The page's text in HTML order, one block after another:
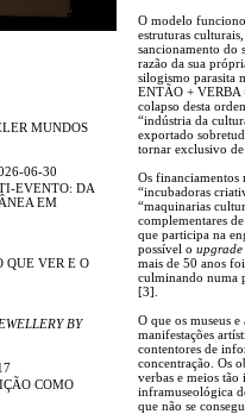
MUNDOS
06-30
EVENTO: DA
EM
QUE VER E O
BY
COMO
O modelo
estruturas
sancionamento do
razão da sua
silogismo parasita
ENTÃO + VERBA
colapso desta
“indústria da
exportado
tornar exclusivo
Os financiamentos
“incubadoras
“maquinarias
complementares
que participa na
possível o upgrade
mais de 50 anos
culminando numa
[3].
O que os museus
manifestações
contentores de
concentração. Os
verbas e meios tão
inframuseológica
que não se